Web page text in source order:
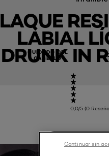
CUIDADO DEL
CABELLO
LAQUE
LABIAL
DRUNK IN
0,0/5 (0
COMPRAR
Continuar sin